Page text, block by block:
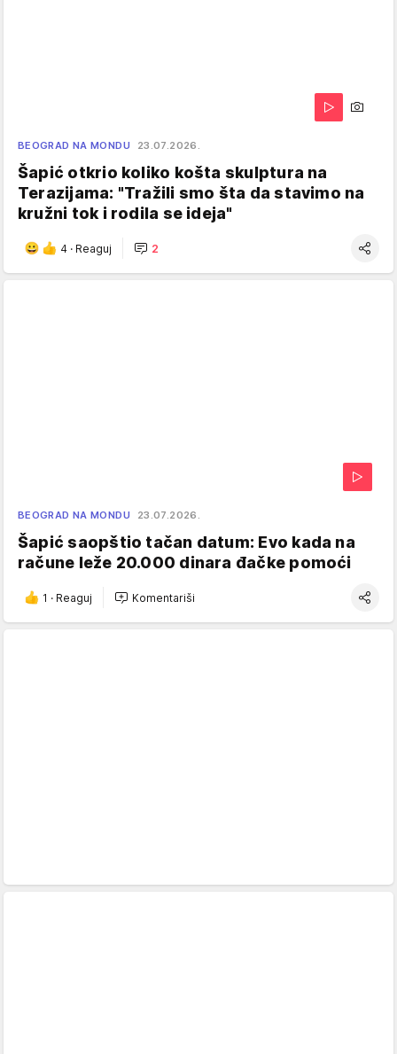
BEOGRAD NA MONDU 23.07.2026.
Šapić otkrio koliko košta skulptura na
Terazijama: "Tražili smo šta da stavimo na
kružni tok i rodila se ideja"
4 · Reaguj 2
BEOGRAD NA MONDU 23.07.2026.
Šapić saopštio tačan datum: Evo kada na
račune leže 20.000 dinara đačke pomoći
1 · Reaguj Komentariši